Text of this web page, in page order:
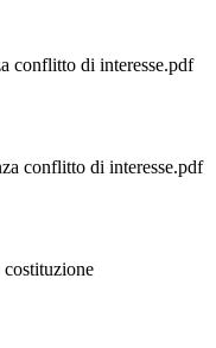
conflitto di interesse.pdf
conflitto di interesse.pdf